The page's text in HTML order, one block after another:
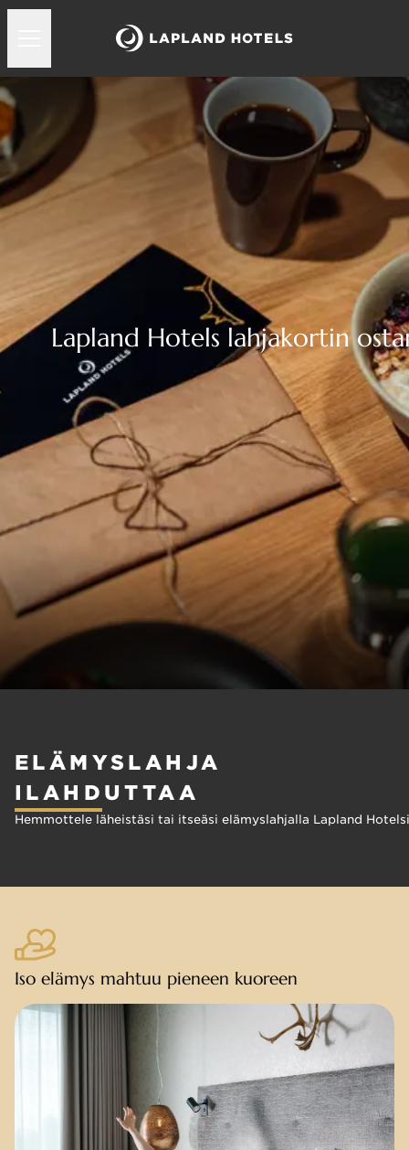
Lapland Hotels lahjakortin
ELÄMYSLAHJA
ILAHDUTTAA
Hemmottele läheistäsi tai itseäsi elämyslahjalla Lapland
Iso elämys mahtuu pieneen kuoreen